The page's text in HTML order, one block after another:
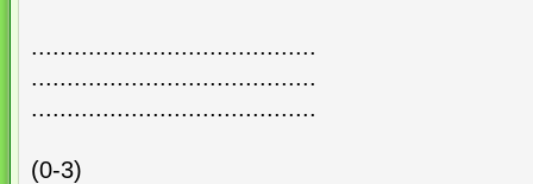
........................................
........................................
........................................
(0-3)